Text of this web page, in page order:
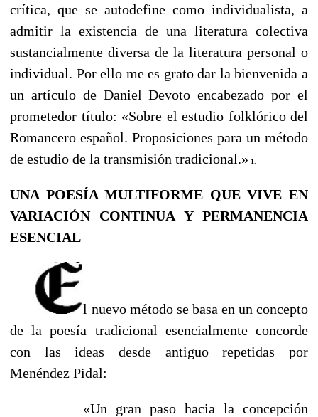
crítica, que se autodefine como individualista, a
admitir la existencia de una literatura colectiva
sustancialmente diversa de la literatura personal o
individual. Por ello me es grato dar la bienvenida a
un artículo de Daniel Devoto encabezado por el
prometedor título: «Sobre el estudio folklórico del
Romancero español. Proposiciones para un método
de estudio de la transmisión tradicional.» 1
UNA POESÍA MULTIFORME QUE VIVE EN
VARIACIÓN CONTINUA Y PERMANENCIA
ESENCIAL
l nuevo método se basa en un concepto
de la poesía tradicional esencialmente concorde
con las ideas desde antiguo repetidas por
Menéndez Pidal:
«Un gran paso hacia la concepción